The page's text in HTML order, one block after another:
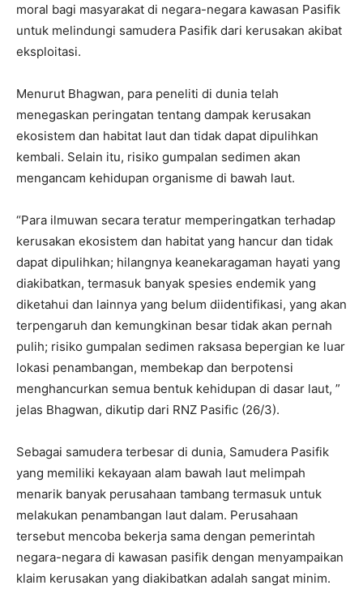
moral bagi masyarakat di negara-negara kawasan Pasifik
untuk melindungi samudera Pasifik dari kerusakan akibat
eksploitasi.
Menurut Bhagwan, para peneliti di dunia telah
menegaskan peringatan tentang dampak kerusakan
ekosistem dan habitat laut dan tidak dapat dipulihkan
kembali. Selain itu, risiko gumpalan sedimen akan
mengancam kehidupan organisme di bawah laut.
“Para ilmuwan secara teratur memperingatkan terhadap
kerusakan ekosistem dan habitat yang hancur dan tidak
dapat dipulihkan; hilangnya keanekaragaman hayati yang
diakibatkan, termasuk banyak spesies endemik yang
diketahui dan lainnya yang belum diidentifikasi, yang akan
terpengaruh dan kemungkinan besar tidak akan pernah
pulih; risiko gumpalan sedimen raksasa bepergian ke luar
lokasi penambangan, membekap dan berpotensi
menghancurkan semua bentuk kehidupan di dasar laut, ”
jelas Bhagwan, dikutip dari RNZ Pasific (26/3).
Sebagai samudera terbesar di dunia, Samudera Pasifik
yang memiliki kekayaan alam bawah laut melimpah
menarik banyak perusahaan tambang termasuk untuk
melakukan penambangan laut dalam. Perusahaan
tersebut mencoba bekerja sama dengan pemerintah
negara-negara di kawasan pasifik dengan menyampaikan
klaim kerusakan yang diakibatkan adalah sangat minim.